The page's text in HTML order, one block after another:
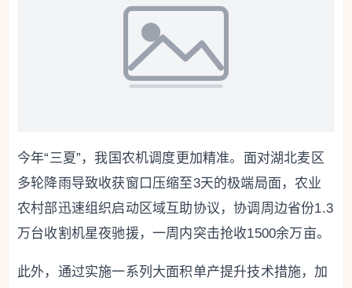
今年“三夏”，我国农机调度更加精准。面对湖北麦区
多轮降雨导致收获窗口压缩至3天的极端局面，农业
农村部迅速组织启动区域互助协议，协调周边省份1.3
万台收割机星夜驰援，一周内突击抢收1500余万亩。
此外，通过实施一系列大面积单产提升技术措施，加